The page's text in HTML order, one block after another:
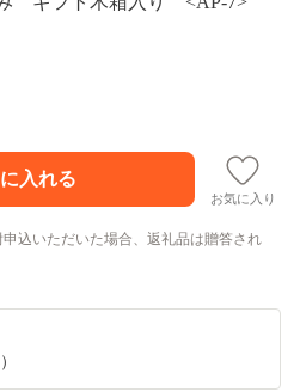
お気に入り
込いただいた場合、返礼品は贈答され